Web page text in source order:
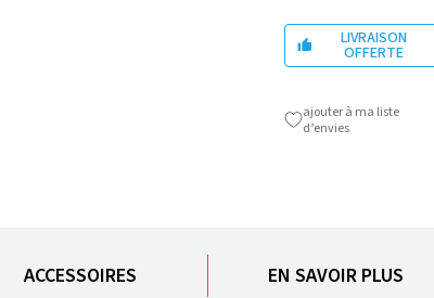
 LIVRAISON
OFFERTE
ajouter à ma liste
d’envies
ACCESSOIRES EN SAVOIR PLUS